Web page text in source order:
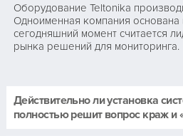
Оборудование Teltonika
Одноименная компания основана
сегодняшний момент считается
рынка решений для мониторинга.
Действительно ли установка
полностью решит вопрос краж и